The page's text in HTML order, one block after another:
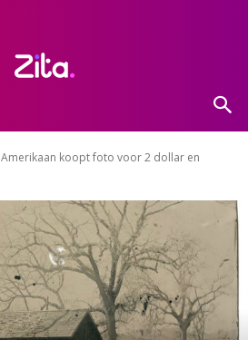
Amerikaan koopt foto voor 2 dollar en